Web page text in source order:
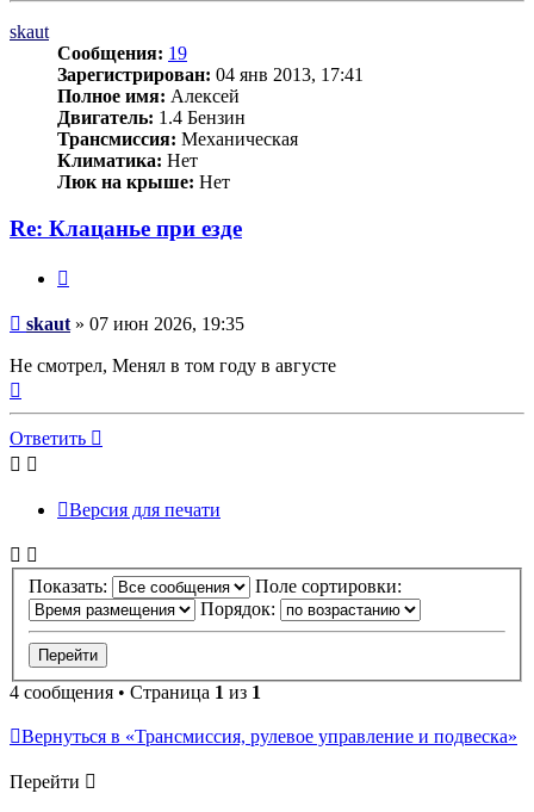
skaut
Сообщения: 19
Зарегистрирован: 04 янв 2013, 17:41
Полное имя: Алексей
Двигатель: 1.4 Бензин
Трансмиссия: Механическая
Климатика: Нет
Люк на крыше: Нет
Re: Клацанье при езде
Сообщение
skaut » 07 июн 2026, 19:35
Не смотрел, Менял в том году в августе
началу
Ответить
Версия для печати
Показать:
Поле сортировки:
Порядок:
4 сообщения • Страница 1 из 1
Вернуться в «Трансмиссия, рулевое управление и подвеска»
Перейти